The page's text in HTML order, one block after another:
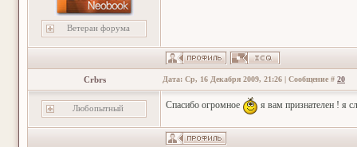
Ветеран форума
Crbrs Дата: Ср, 16 Декабря 2009, 21:26 | Сообщение # 20
Любопытный Спасибо огромное я вам признателен ! я